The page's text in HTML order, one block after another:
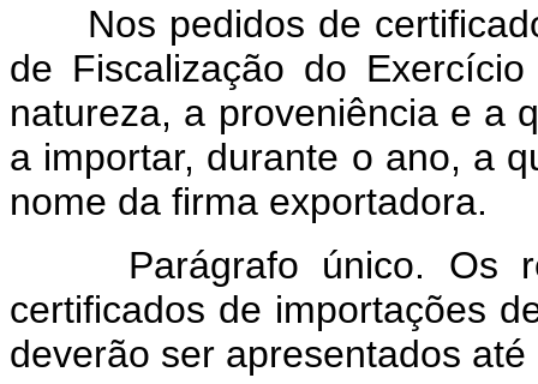
Nos pedidos de
de Fiscalização do
natureza, a proveniência e a
a importar, durante o ano, a
nome da firma exportadora.
Parágrafo único. Os
certificados de importações
deverão ser apresentados